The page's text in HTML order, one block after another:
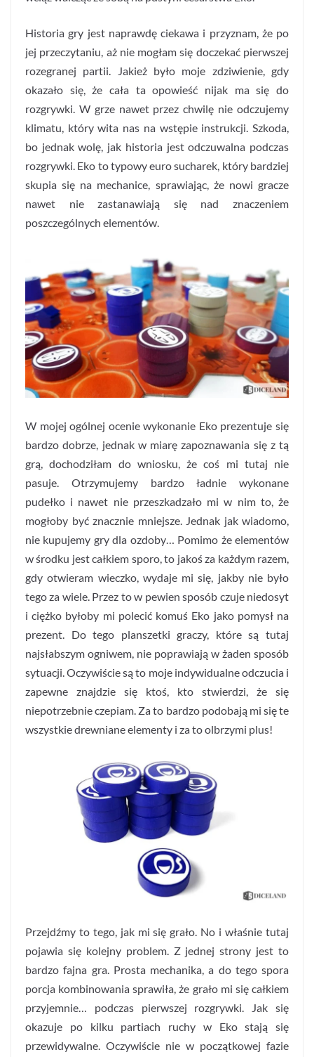
Historia gry jest naprawdę ciekawa i przyznam, że po
jej przeczytaniu, aż nie mogłam się doczekać pierwszej
rozegranej partii. Jakież było moje zdziwienie, gdy
okazało się, że cała ta opowieść nijak ma się do
rozgrywki. W grze nawet przez chwilę nie odczujemy
klimatu, który wita nas na wstępie instrukcji. Szkoda,
bo jednak wolę, jak historia jest odczuwalna podczas
rozgrywki. Eko to typowy euro sucharek, który bardziej
skupia się na mechanice, sprawiając, że nowi gracze
nawet nie zastanawiają się nad znaczeniem
poszczególnych elementów.
W mojej ogólnej ocenie wykonanie Eko prezentuje się
bardzo dobrze, jednak w miarę zapoznawania się z tą
grą, dochodziłam do wniosku, że coś mi tutaj nie
pasuje. Otrzymujemy bardzo ładnie wykonane
pudełko i nawet nie przeszkadzało mi w nim to, że
mogłoby być znacznie mniejsze. Jednak jak wiadomo,
nie kupujemy gry dla ozdoby… Pomimo że elementów
w środku jest całkiem sporo, to jakoś za każdym razem,
gdy otwieram wieczko, wydaje mi się, jakby nie było
tego za wiele. Przez to w pewien sposób czuje niedosyt
i ciężko byłoby mi polecić komuś Eko jako pomysł na
prezent. Do tego planszetki graczy, które są tutaj
najsłabszym ogniwem, nie poprawiają w żaden sposób
sytuacji. Oczywiście są to moje indywidualne odczucia i
zapewne znajdzie się ktoś, kto stwierdzi, że się
niepotrzebnie czepiam. Za to bardzo podobają mi się te
wszystkie drewniane elementy i za to olbrzymi plus!
Przejdźmy to tego, jak mi się grało. No i właśnie tutaj
pojawia się kolejny problem. Z jednej strony jest to
bardzo fajna gra. Prosta mechanika, a do tego spora
porcja kombinowania sprawiła, że grało mi się całkiem
przyjemnie… podczas pierwszej rozgrywki. Jak się
okazuje po kilku partiach ruchy w Eko stają się
przewidywalne. Oczywiście nie w początkowej fazie